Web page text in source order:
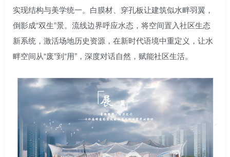
实现结构与美学统一。白膜材、穿孔板让建筑似水畔羽翼，
倒影成“双生”景。流线边界呼应水态，将空间置入社区生态
新系统，激活场地历史资源，在新时代语境中重定义，让水
畔空间从“废”到“用”，深度对话自然，赋能社区生活。